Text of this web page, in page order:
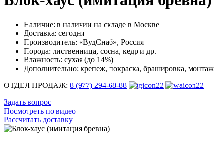
Наличие: в наличии на складе в Москве
Доставка: сегодня
Производитель: «ВудСнаб», Россия
Порода: лиственница, сосна, кедр и др.
Влажность: сухая (до 14%)
Дополнительно: крепеж, покраска, брашировка, монтаж
ОТДЕЛ ПРОДАЖ: 8 (977) 294-68-88
Задать вопрос
Посмотреть по видео
Рассчитать доставку